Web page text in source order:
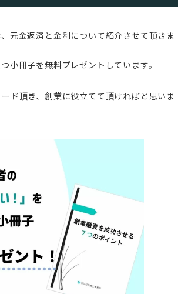
元金返済と金利について紹介させて頂きま
小冊子を無料プレゼントしています。
ド頂き、創業に役立てて頂ければと思いま